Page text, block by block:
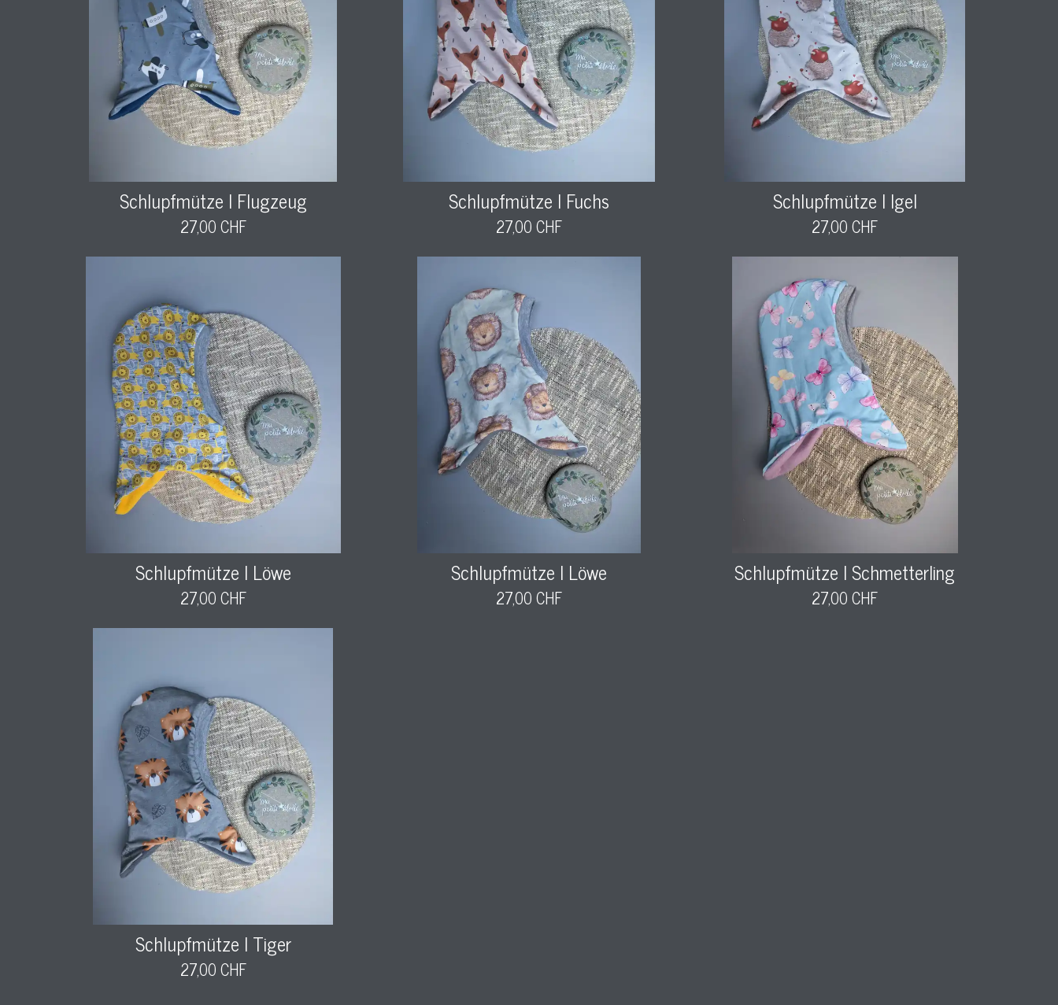
Schlupfmütze l Flugzeug
27,00 CHF
Schlupfmütze l Fuchs
27,00 CHF
Schlupfmütze l Igel
27,00 CHF
Schlupfmütze l Löwe
27,00 CHF
Schlupfmütze l Löwe
27,00 CHF
Schlupfmütze l Schmetterling
27,00 CHF
Schlupfmütze l Tiger
27,00 CHF